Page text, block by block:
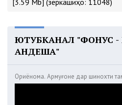
ЮТУБКАНАЛ "ФОНУС
АНДЕША"
Ориёнома. Армуғоне дар шинохти